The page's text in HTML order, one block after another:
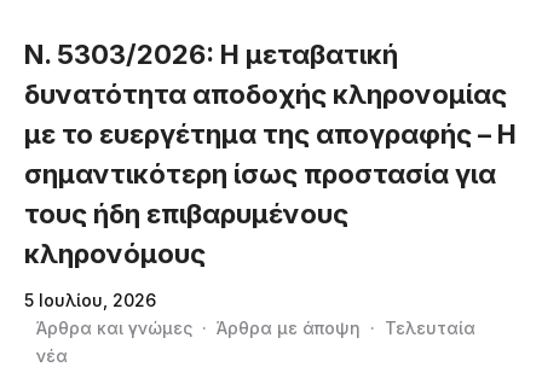
Ν. 5303/2026: Η μεταβατική
δυνατότητα αποδοχής κληρονομίας
με το ευεργέτημα της απογραφής – Η
σημαντικότερη ίσως προστασία για
τους ήδη επιβαρυμένους
κληρονόμους
5 Ιουλίου, 2026
Άρθρα και γνώμες · Άρθρα με άποψη · Τελευταία
νέα